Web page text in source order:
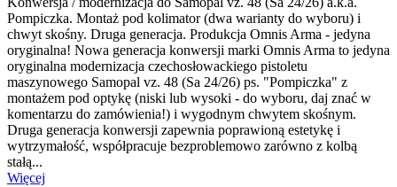
Pompiczka. Montaż pod kolimator (dwa warianty do wyboru) i
chwyt skośny. Druga generacja. Produkcja Omnis Arma - jedyna
oryginalna! Nowa generacja konwersji marki Omnis Arma to jedyna
oryginalna modernizacja czechosłowackiego pistoletu
maszynowego Samopal vz. 48 (Sa 24/26) ps. "Pompiczka" z
montażem pod optykę (niski lub wysoki - do wyboru, daj znać w
komentarzu do zamówienia!) i wygodnym chwytem skośnym.
Druga generacja konwersji zapewnia poprawioną estetykę i
wytrzymałość, współpracuje bezproblemowo zarówno z kolbą
stałą...
Więcej